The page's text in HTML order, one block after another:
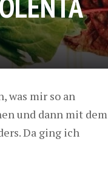
was mir so an
und dann mit dem
Da ging ich